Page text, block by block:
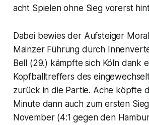
acht Spielen ohne Sieg vorerst
Dabei bewies der Aufsteiger
Mainzer Führung durch
Bell (29.) kämpfte sich Köln dank
Kopfballtreffers des
zurück in die Partie. Ache köpfte
Minute dann auch zum ersten
November (4:1 gegen den